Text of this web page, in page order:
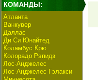
КОМАНДЫ:
Атланта
Ванкувер
Даллас
Ди Си Юнайтед
Коламбус Крю
Колорадо Рэпидз
Лос-Анджелес
Лос-Анджелес Гэлакси